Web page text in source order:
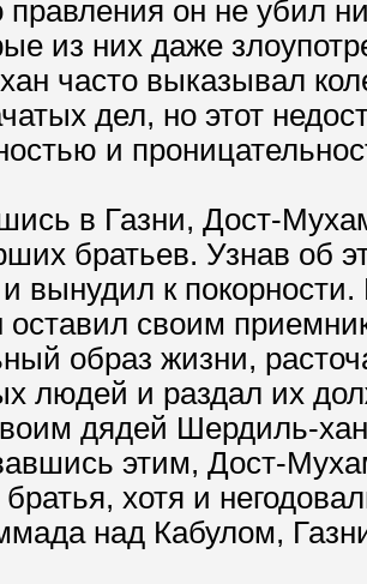
правления он не убил
из них даже
часто выказывал
дел, но этот
и
в Газни, Дост-
братьев. Узнав об
и вынудил к
своим
образ жизни,
людей и раздал их
дядей Шердиль-
этим, Дост-
хотя и
над Кабулом,